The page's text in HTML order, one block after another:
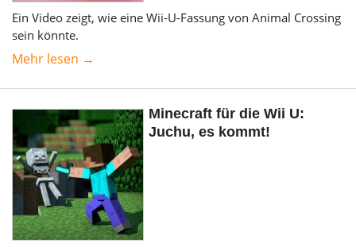
Ein Video zeigt, wie eine Wii-U-Fassung von Animal Crossing
sein könnte.
Mehr lesen →
Minecraft für die Wii U:
Juchu, es kommt!